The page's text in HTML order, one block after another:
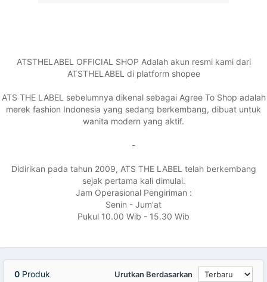
ATSTHELABEL OFFICIAL SHOP Adalah akun resmi kami dari
ATSTHELABEL di platform shopee
ATS THE LABEL sebelumnya dikenal sebagai Agree To Shop adalah
merek fashion Indonesia yang sedang berkembang, dibuat untuk
wanita modern yang aktif.
-
Didirikan pada tahun 2009, ATS THE LABEL telah berkembang
sejak pertama kali dimulai.
Jam Operasional Pengiriman :
Senin - Jum'at
Pukul 10.00 Wib - 15.30 Wib
0 Produk Urutkan Berdasarkan